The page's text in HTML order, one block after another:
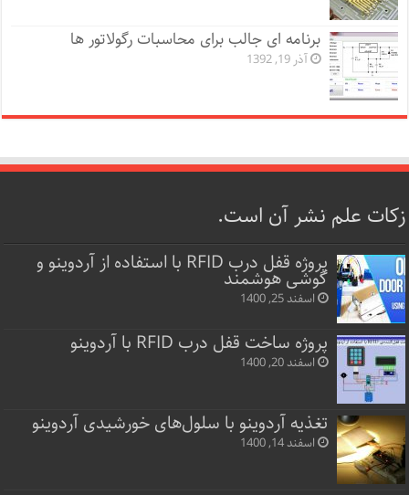
برنامه ای جالب برای محاسبات رگولاتور ها
آذر 19, 1392
زکات علم نشر آن است.
پروژه قفل‌ درب RFID با استفاده از آردوینو و
گوشی هوشمند
اسفند 25, 1400
پروژه ساخت قفل‌ درب RFID با آردوینو
اسفند 20, 1400
تغذیه آردوینو با سلول‌های خورشیدی آردوینو
اسفند 14, 1400